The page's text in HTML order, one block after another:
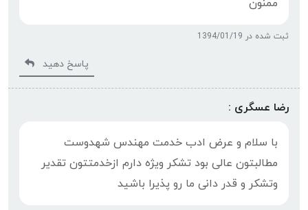
ممنون
ثبت شده در 1394/01/19
پاسخ دهید
رضا عسگری :
با سلام و عرض ادب خدمت مهندس شهدوست
مطالبتون عالی بود تشکر ویژه دارم ازخدمتتون تقدیر
وتشکر و قدر دانی ما رو پذیرا باشید